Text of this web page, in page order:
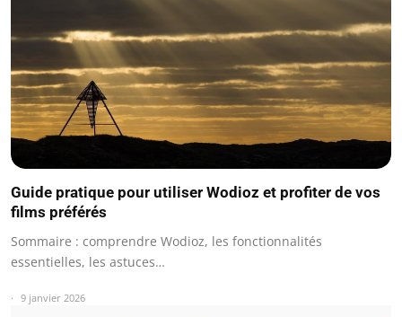
Guide pratique pour utiliser Wodioz et profiter de vos
films préférés
Sommaire : comprendre Wodioz, les fonctionnalités
essentielles, les astuces…
9 janvier 2026